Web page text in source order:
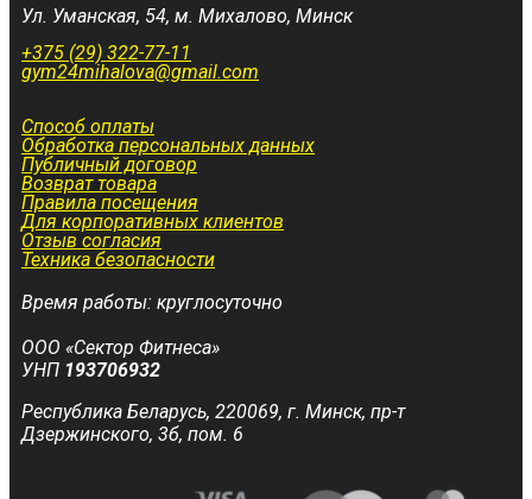
Ул. Уманская, 54, м. Михалово, Минск
+375 (29) 322-77-11
gym24mihalova@gmail.com
Способ оплаты
Обработка персональных данных
Публичный договор
Возврат товара
Правила посещения
Для корпоративных клиентов
Отзыв согласия
Техника безопасности
Время работы: круглосуточно
ООО «Сектор Фитнеса»
УНП 193706932
Республика Беларусь, 220069, г. Минск, пр-т
Дзержинского, 3б, пом. 6